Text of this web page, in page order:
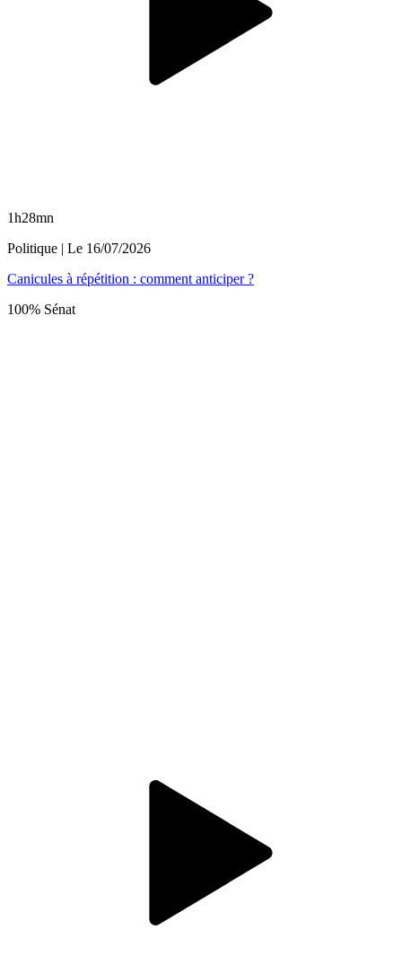
1h28mn
Politique | Le 16/07/2026
Canicules à répétition : comment anticiper ?
100% Sénat